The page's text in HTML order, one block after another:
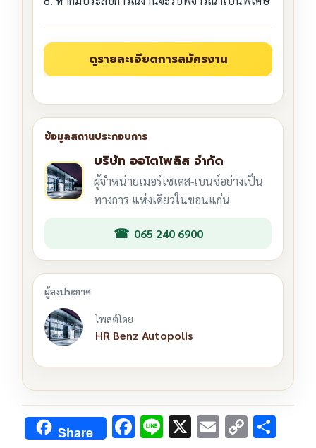
บริษัท ออโตโพลิส จำกัด
ผู้จำหน่ายเมอร์เซเดส-เบนซ์อย่างเป็น
ทางการ แห่งเดียวในขอนแก่น
065 240 6900
โพสต์โดย
HR Benz Autopolis
Share F Li X E C